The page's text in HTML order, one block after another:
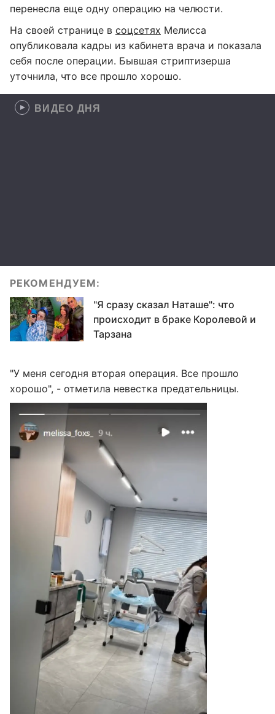
перенесла еще одну операцию на челюсти.
На своей странице в соцсетях Мелисса
опубликовала кадры из кабинета врача и показала
себя после операции. Бывшая стриптизерша
уточнила, что все прошло хорошо.
ВИДЕО ДНЯ
РЕКОМЕНДУЕМ:
"Я сразу сказал Наташе": что
происходит в браке Королевой и
Тарзана
"У меня сегодня вторая операция. Все прошло
хорошо", - отметила невестка предательницы.